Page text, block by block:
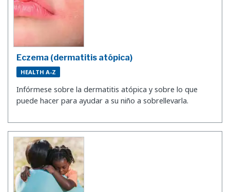
Eczema (dermatitis atópica)
HEALTH A-Z
Infórmese sobre la dermatitis atópica y sobre lo que
puede hacer para ayudar a su niño a sobrellevarla.